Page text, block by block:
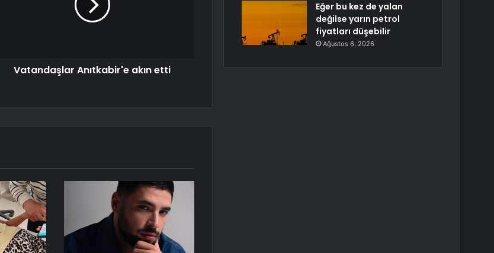
Vatandaşlar Anıtkabir'e akın etti
Eğer bu kez de yalan
değilse yarın petrol
fiyatları düşebilir
Ağustos 6, 2026